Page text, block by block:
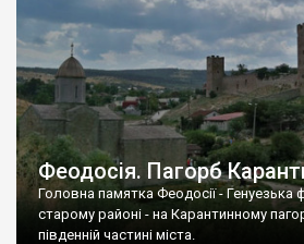
Феодосія. Пагорб
Головна памятка Феодосії - Генуезька
старому районі - на Карантинному
південній частині міста.